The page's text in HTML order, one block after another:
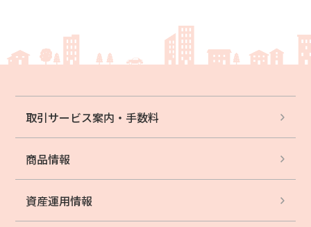
取引サービス案内・ 手数料
商品情報
資産運用情報